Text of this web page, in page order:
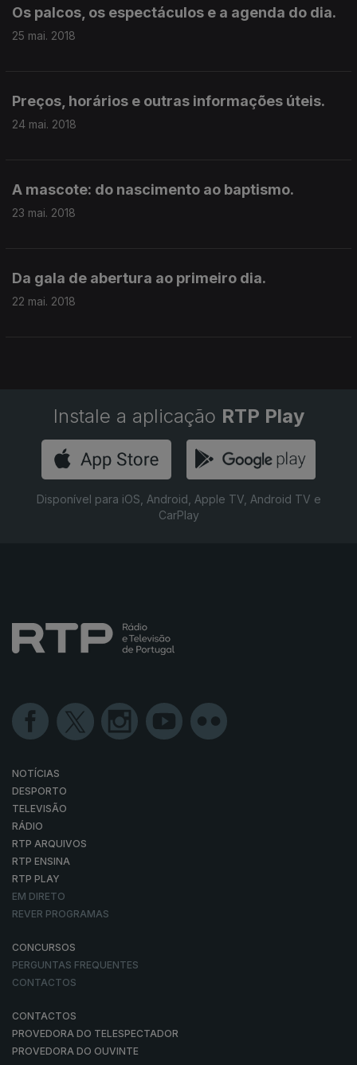
Os palcos, os espectáculos e a agenda do dia.
25 mai. 2018
Preços, horários e outras informações úteis.
24 mai. 2018
A mascote: do nascimento ao baptismo.
23 mai. 2018
Da gala de abertura ao primeiro dia.
22 mai. 2018
Instale a aplicação RTP Play
Disponível para iOS, Android, Apple TV, Android TV e
CarPlay
NOTÍCIAS
DESPORTO
TELEVISÃO
RÁDIO
RTP ARQUIVOS
RTP ENSINA
RTP PLAY
EM DIRETO
REVER PROGRAMAS
CONCURSOS
PERGUNTAS FREQUENTES
CONTACTOS
CONTACTOS
PROVEDORA DO TELESPECTADOR
PROVEDORA DO OUVINTE